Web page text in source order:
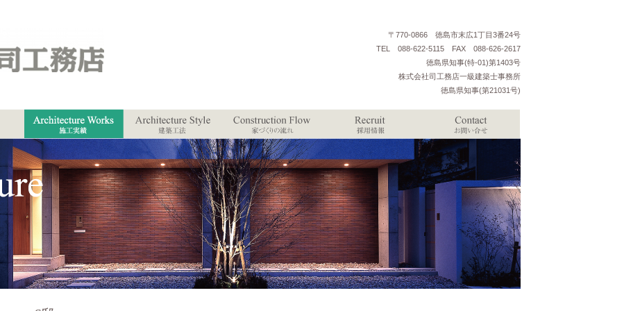
〒770-0866 徳島市末広1丁目3番24号
TEL 088-622-5115 FAX 088-626-2617
徳島県知事(特-01)第1403号
株式会社司工務店一級建築士事務所
徳島県知事(第21031号)